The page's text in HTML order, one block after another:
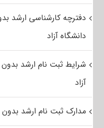
دفترچه کارشناسی ارشد
دانشگاه آزاد
شرایط ثبت نام ارشد بدون
آزاد
مدارک ثبت نام ارشد بدون